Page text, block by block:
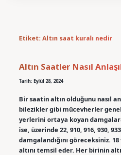
Etiket: Altın saat kuralı nedir
Altın Saatler Nasıl
Tarih: Eylül 28, 2024
Bir saatin altın olduğunu nasıl
bilezikler gibi mücevherler
yerlerini ortaya koyan
ise, üzerinde 22, 910, 916, 930,
damgalandığını göreceksiniz. 18
altını temsil eder. Her birinin